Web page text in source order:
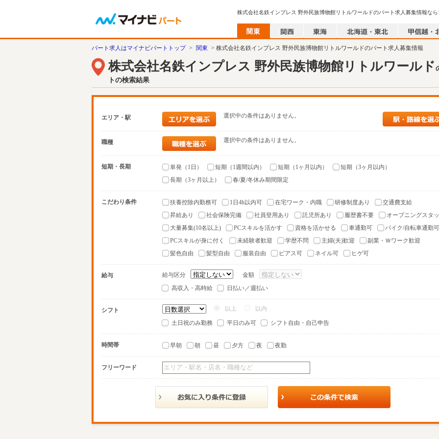
パート求人はマイナビパートトップ > 関東 > 株式会社名鉄インプレス 野外民族博物館リトルワールドのパート求人募集情報
株式会社名鉄インプレス 野外民族博物館リトルワールド
トの検索結果
エリア・駅 選択中の条件はありません。
職種 選択中の条件はありません。
短期・長期 単発（1日） 短期（1週間以内） 短期（1ヶ月以内）
短期（3ヶ月以内）
長期（3ヶ月以上）
春/夏/冬休み期間限定
こだわり条件 扶養控除内勤務可 1日4h以内可 在宅ワーク・内職 研修制度あり
交通費支給
昇給あり
社会保険完備 社員登用あり 託児所あり 履歴書不要
オープニングスタ
大量募集(10名以上)
PCスキルを活かす 資格を活かせる 車通勤可
バイク/自転車通勤可
PCスキルが身に付く
未経験者歓迎 学歴不問 主婦(夫)歓迎
副業・Ｗワーク歓迎
髪色自由
髪型自由 服装自由 ピアス可 ネイル可 ヒゲ可
給与 給与区分
金額
高収入・高時給
日払い／週払い
シフト 以上 以内
土日祝のみ勤務 平日のみ可 シフト自由・自己申告
時間帯 早朝 朝 昼 夕方 夜 夜勤
フリーワード